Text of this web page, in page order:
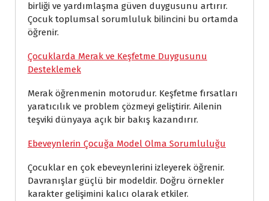
birliği ve yardımlaşma güven duygusunu artırır.
Çocuk toplumsal sorumluluk bilincini bu ortamda
öğrenir.
Çocuklarda Merak ve Keşfetme Duygusunu
Desteklemek
Merak öğrenmenin motorudur. Keşfetme fırsatları
yaratıcılık ve problem çözmeyi geliştirir. Ailenin
teşviki dünyaya açık bir bakış kazandırır.
Ebeveynlerin Çocuğa Model Olma Sorumluluğu
Çocuklar en çok ebeveynlerini izleyerek öğrenir.
Davranışlar güçlü bir modeldir. Doğru örnekler
karakter gelişimini kalıcı olarak etkiler.